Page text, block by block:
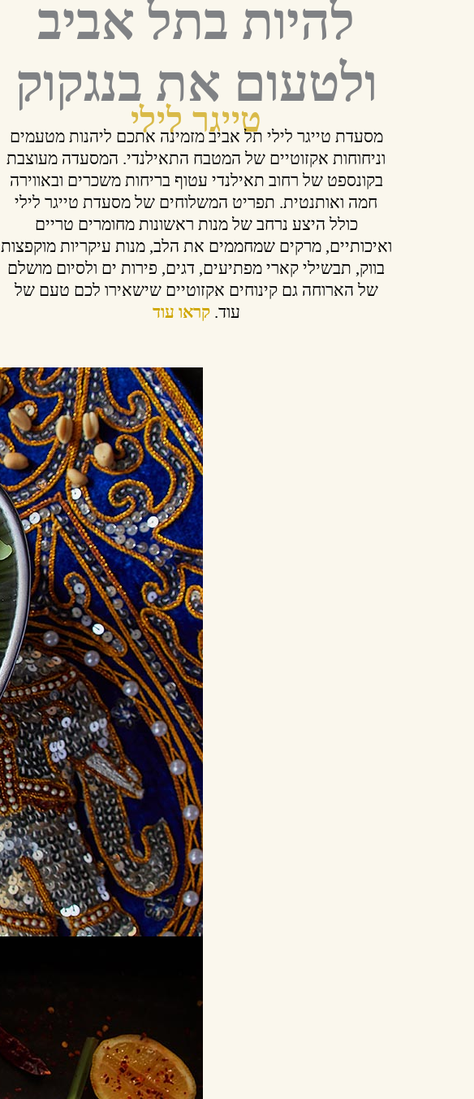
להיות בתל אביב
ולטעום את בנגקוק
טייגר לילי
מסעדת טייגר לילי תל אביב מזמינה אתכם ליהנות מטעמים
וניחוחות אקזוטיים של המטבח התאילנדי. המסעדה מעוצבת
בקונספט של רחוב תאילנדי עטוף בריחות משכרים ובאווירה
חמה ואותנטית. תפריט המשלוחים של מסעדת טייגר לילי
כולל היצע נרחב של מנות ראשונות מחומרים טריים
ואיכותיים, מרקים שמחממים את הלב, מנות עיקריות מוקפצות
בווק, תבשילי קארי מפתיעים, דגים, פירות ים ולסיום מושלם
של הארוחה גם קינוחים אקזוטיים שישאירו לכם טעם של
עוד.קראו עוד